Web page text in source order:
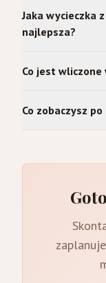
Jaka wycieczka
najlepsza?
Co jest wliczone
Co zobaczysz